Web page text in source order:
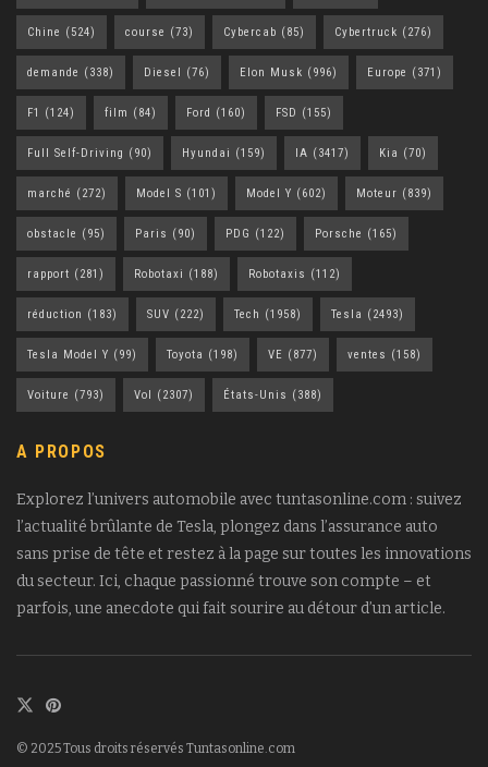
Chine (524) course (73) Cybercab (85) Cybertruck (276)
demande (338) Diesel (76) Elon Musk (996) Europe (371)
F1 (124) film (84) Ford (160) FSD (155)
Full Self-Driving (90) Hyundai (159) IA (3417) Kia (70)
marché (272) Model S (101) Model Y (602) Moteur (839)
obstacle (95) Paris (90) PDG (122) Porsche (165)
rapport (281) Robotaxi (188) Robotaxis (112)
réduction (183) SUV (222) Tech (1958) Tesla (2493)
Tesla Model Y (99) Toyota (198) VE (877) ventes (158)
Voiture (793) Vol (2307) États-Unis (388)
A PROPOS
Explorez l’univers automobile avec tuntasonline.com : suivez
l’actualité brûlante de Tesla, plongez dans l’assurance auto
sans prise de tête et restez à la page sur toutes les innovations
du secteur. Ici, chaque passionné trouve son compte – et
parfois, une anecdote qui fait sourire au détour d’un article.
© 2025 Tous droits réservés Tuntasonline.com